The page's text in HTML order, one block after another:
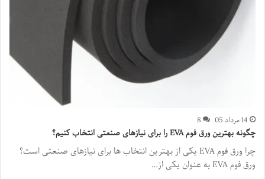
14 مرداد 05 8
چگونه بهترین ورق فوم EVA را برای نیازهای صنعتی انتخاب کنیم؟
چرا ورق فوم EVA یکی از بهترین انتخاب ها برای نیازهای صنعتی است؟
ورق فوم EVA به عنوان یکی از…